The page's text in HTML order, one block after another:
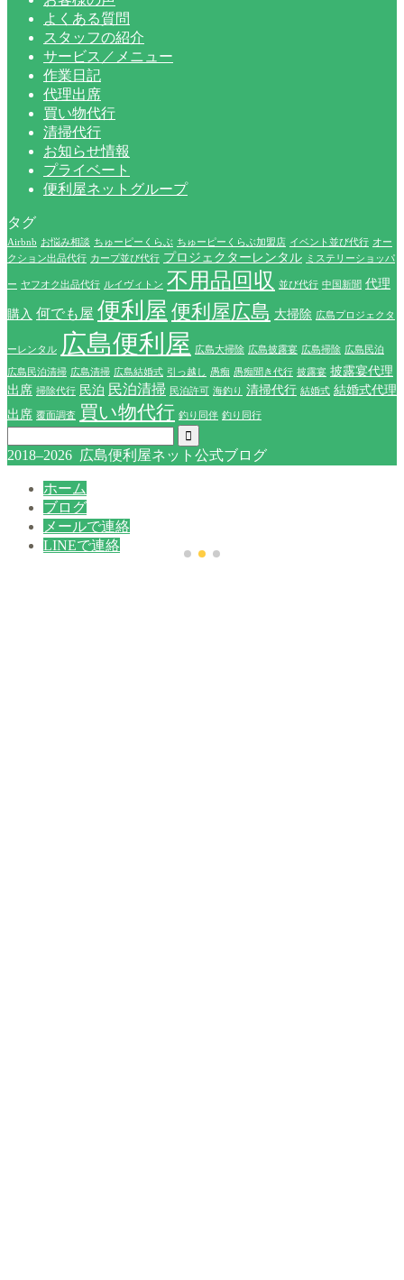
よくある質問
スタッフの紹介
サービス／メニュー
作業日記
代理出席
買い物代行
清掃代行
お知らせ情報
プライベート
便利屋ネットグループ
タグ
Airbnb お悩み相談 ちゅーピーくらぶ ちゅーピーくらぶ加盟店 イベント並び代行 オー
クション出品代行 カープ並び代行 プロジェクターレンタル ミステリーショッパ
ー ヤフオク出品代行 ルイヴィトン 不用品回収 並び代行 中国新聞 代理
購入 何でも屋 便利屋 便利屋広島 大掃除 広島プロジェクタ
ーレンタル 広島便利屋 広島大掃除 広島披露宴 広島掃除 広島民泊
広島民泊清掃 広島清掃 広島結婚式 引っ越し 愚痴 愚痴聞き代行 披露宴 披露宴代理
出席 掃除代行 民泊 民泊清掃 民泊許可 海釣り 清掃代行 結婚式 結婚式代理
出席 覆面調査 買い物代行 釣り同伴 釣り同行
2018–2026 広島便利屋ネット公式ブログ
ホーム
ブログ
メールで連絡
LINEで連絡